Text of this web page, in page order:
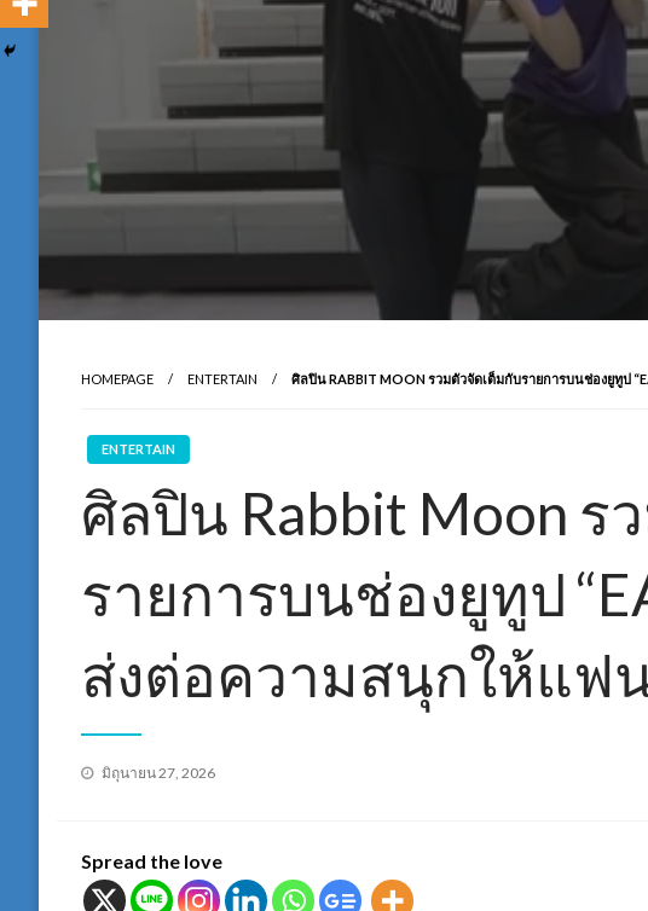
HOMEPAGE ENTERTAIN ศิลปิน RABBIT MOON รวมตัวจัดเต็มกับรายการบนช่องยูทูป
ENTERTAIN
ศิลปิน Rabbit Moon ร
รายการบนช่องยูทูป
ส่งต่อความสนุกให้แฟ
Posted
มิถุนายน 27, 2026
Spread the love